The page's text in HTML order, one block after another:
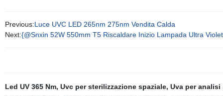
Previous:Luce UVC LED 265nm 275nm Vendita Calda
Next:{@Snxin 52W 550mm T5 Riscaldare Inizio Lampada Ultra
Led UV 365 Nm, Uvc per sterilizzazione spaziale, Uva per analisi